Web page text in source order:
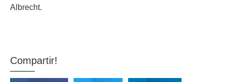
Albrecht.
Compartir!